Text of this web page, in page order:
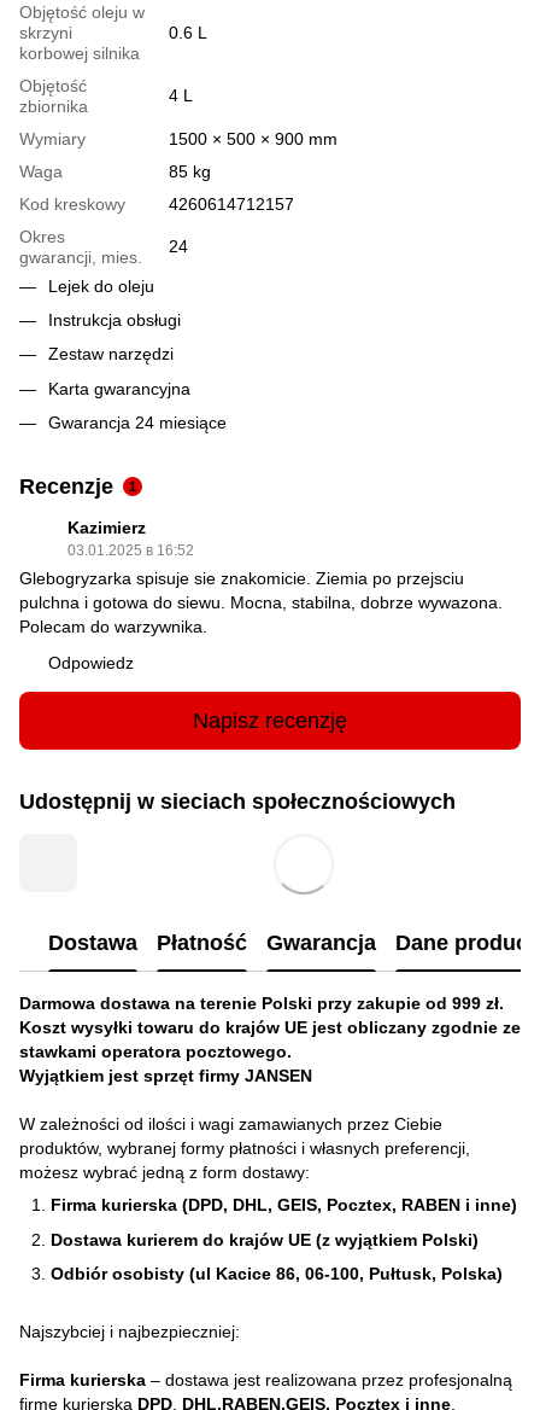
Objętość oleju w
skrzyni
korbowej silnika
0.6 L
Objętość
zbiornika
4 L
Wymiary
1500 × 500 × 900 mm
Waga
85 kg
Kod kreskowy
4260614712157
Okres
gwarancji, mies.
24
Lejek do oleju
Instrukcja obsługi
Zestaw narzędzi
Karta gwarancyjna
Gwarancja 24 miesiące
Recenzje 1
Kazimierz
03.01.2025 в 16:52
Glebogryzarka spisuje sie znakomicie. Ziemia po przejsciu
pulchna i gotowa do siewu. Mocna, stabilna, dobrze wywazona.
Polecam do warzywnika.
Odpowiedz
Napisz recenzję
Udostępnij w sieciach społecznościowych
Dostawa Płatność Gwarancja Dane
Darmowa dostawa na terenie Polski przy zakupie od 999 zł.
Koszt wysyłki towaru do krajów UE jest obliczany zgodnie ze
stawkami operatora pocztowego.
Wyjątkiem jest sprzęt firmy JANSEN
W zależności od ilości i wagi zamawianych przez Ciebie
produktów, wybranej formy płatności i własnych preferencji,
możesz wybrać jedną z form dostawy:
Firma kurierska (DPD, DHL, GEIS, Pocztex, RABEN i inne)
Dostawa kurierem do krajów UE (z wyjątkiem Polski)
Odbiór osobisty (ul Kacice 86, 06-100, Pułtusk, Polska)
Najszybciej i najbezpieczniej:
Firma kurierska – dostawa jest realizowana przez profesjonalną
firmę kurierską DPD, DHL,RABEN,GEIS, Pocztex i inne.